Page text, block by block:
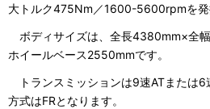
大トルク475Nm／1600-5600rpmを発
ボディサイズは、全長4380mm×全
ホイールベース2550mmです。
トランスミッションは9速ATまたは6
方式はFRとなります。